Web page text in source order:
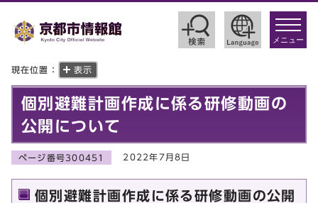
toggle
メニュー
現在位置： 表示
個別避難計画作成に係る研修動画の
公開について
ページ番号300451 2022年7月8日
個別避難計画作成に係る研修動画の公開